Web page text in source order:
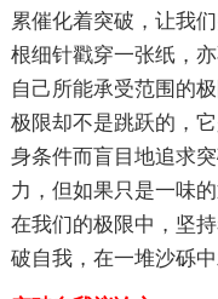
累催化着突破，让我
根细针戳穿一张纸，
自己所能承受范围的
极限却不是跳跃的，
身条件而盲目地追求
力，但如果只是一味
在我们的极限中，坚
破自我，在一堆沙砾